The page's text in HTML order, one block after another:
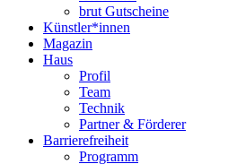
brut Gutscheine
Künstler*innen
Magazin
Haus
Profil
Team
Technik
Partner & Förderer
Barrierefreiheit
Programm